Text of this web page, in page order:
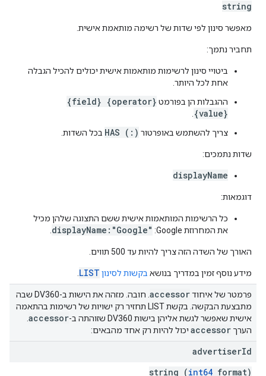
string
מאפשר סינון לפי שדות של רשימה מותאמת אישית.
תחביר נתמך:
ביטויי סינון לרשימות מותאמות אישית יכולים להכיל הגבלה
אחת לכל היותר.
ההגבלות הן בפורמט {field} {operator}
{value}
צריך להשתמש באופרטור HAS (:) בכל השדות.
שדות נתמכים:
displayName
דוגמאות:
כל הרשימות המותאמות אישית ששם התצוגה שלהן מכיל
את המחרוזת Google:
displayName:"Google"
האורך של השדה הזה צריך להיות עד 500 תווים.
מידע נוסף זמין במדריך בנושא בקשות לסינון LIST
פרמטר של איחודaccessor
. חובה. מזהה את הישות ב-DV360 שבה
מתבצעת הבקשה. בקשת LIST תחזיר רק ישויות של רשימות בהתאמה
אישית שאפשר לגשת אליהן בישות DV360 שזוהתה ב-
accessor
הערך accessor יכול להיות רק אחד מהבאים:
advertiserId
string (int64 format)